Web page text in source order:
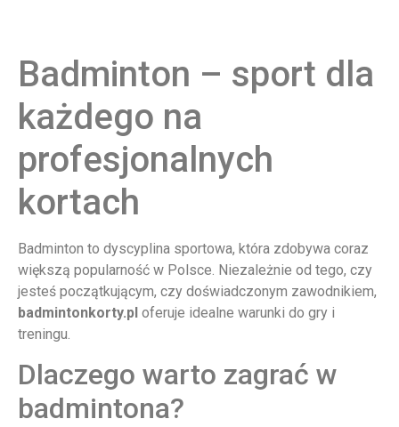
Badminton – sport dla
każdego na
profesjonalnych
kortach
Badminton to dyscyplina sportowa, która zdobywa coraz
większą popularność w Polsce. Niezależnie od tego, czy
jesteś początkującym, czy doświadczonym zawodnikiem,
badmintonkorty.pl oferuje idealne warunki do gry i
treningu.
Dlaczego warto zagrać w
badmintona?